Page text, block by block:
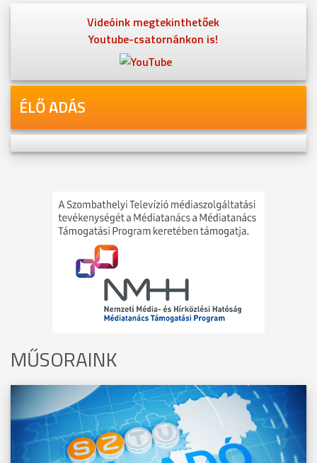
Videóink megtekinthetőek
Youtube-csatornánkon is!
ÉLŐ ADÁS
MŰSORAINK